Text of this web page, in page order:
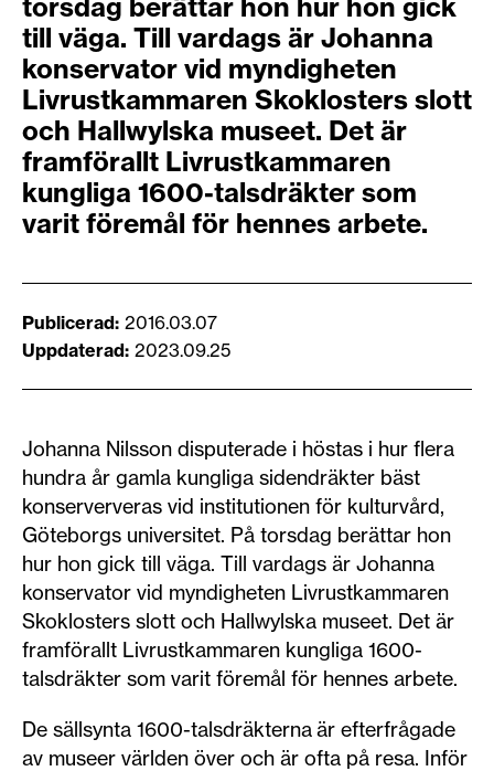
torsdag berättar hon hur hon gick
till väga. Till vardags är Johanna
konservator vid myndigheten
Livrustkammaren Skoklosters slott
och Hallwylska museet. Det är
framförallt Livrustkammaren
kungliga 1600-talsdräkter som
varit föremål för hennes arbete.
Publicerad 2016.03.07
Uppdaterad 2023.09.25
Johanna Nilsson disputerade i höstas i hur flera
hundra år gamla kungliga sidendräkter bäst
konserververas vid institutionen för kulturvård,
Göteborgs universitet. På torsdag berättar hon
hur hon gick till väga. Till vardags är Johanna
konservator vid myndigheten Livrustkammaren
Skoklosters slott och Hallwylska museet. Det är
framförallt Livrustkammaren kungliga 1600-
talsdräkter som varit föremål för hennes arbete.
De sällsynta 1600-talsdräkterna är efterfrågade
av museer världen över och är ofta på resa. Inför